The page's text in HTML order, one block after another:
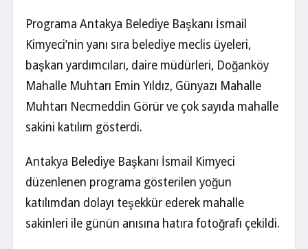
Programa Antakya Belediye Başkanı İsmail
Kimyeci’nin yanı sıra belediye meclis üyeleri,
başkan yardımcıları, daire müdürleri, Doğanköy
Mahalle Muhtarı Emin Yıldız, Günyazı Mahalle
Muhtarı Necmeddin Görür ve çok sayıda mahalle
sakini katılım gösterdi.
Antakya Belediye Başkanı İsmail Kimyeci
düzenlenen programa gösterilen yoğun
katılımdan dolayı teşekkür ederek mahalle
sakinleri ile günün anısına hatıra fotoğrafı çekildi.